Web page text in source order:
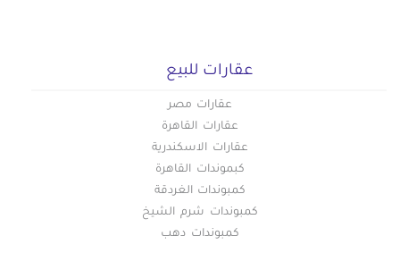
عقارات للبيع
عقارات مصر
عقارات القاهرة
عقارات الاسكندرية
كبموندات القاهرة
كمبوندات الغردقة
كمبوندات شرم الشيخ
كمبوندات دهب